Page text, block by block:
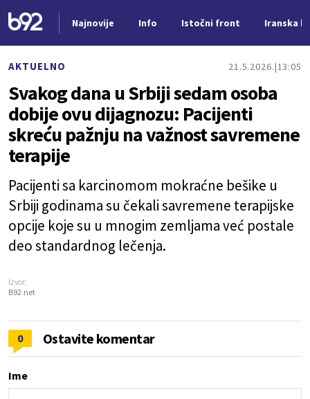
Najnovije Info Istočni front Iranska
AKTUELNO 21.5.2026. 13:05
Svakog dana u Srbiji sedam osoba
dobije ovu dijagnozu: Pacijenti
skreću pažnju na važnost savremene
terapije
Pacijenti sa karcinomom mokraćne bešike u
Srbiji godinama su čekali savremene terapijske
opcije koje su u mnogim zemljama već postale
deo standardnog lečenja.
Izvor:
B92.net
0 Ostavite komentar
Ime